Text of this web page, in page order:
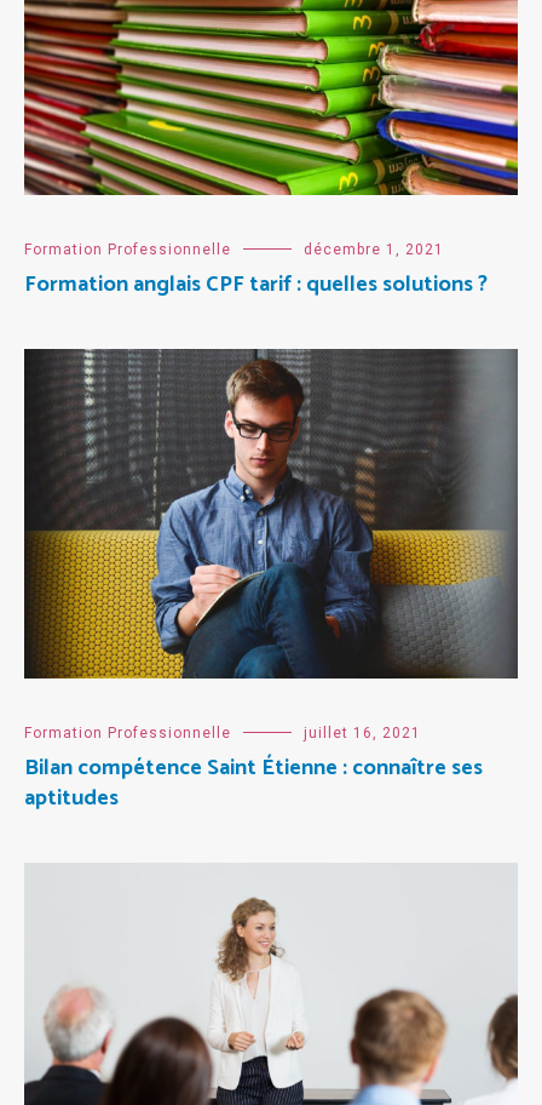
Formation Professionnelle décembre 1, 2021
Formation anglais CPF tarif : quelles solutions ?
Formation Professionnelle juillet 16, 2021
Bilan compétence Saint Étienne : connaître ses
aptitudes